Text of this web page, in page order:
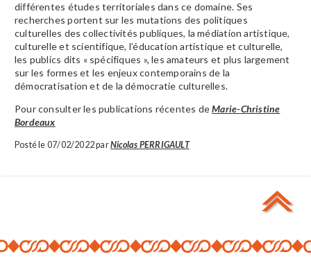
différentes études territoriales dans ce domaine. Ses
recherches portent sur les mutations des politiques
culturelles des collectivités publiques, la médiation artistique,
culturelle et scientifique, l’éducation artistique et culturelle,
les publics dits « spécifiques », les amateurs et plus largement
sur les formes et les enjeux contemporains de la
démocratisation et de la démocratie culturelles.
Pour consulter les publications récentes deMarie-Christine
Bordeaux
Posté le 07/02/2022 parNicolas PERRIGAULT